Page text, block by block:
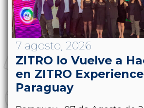
7 agosto, 2026
ZITRO lo Vuelve a
en ZITRO Experience
Paraguay